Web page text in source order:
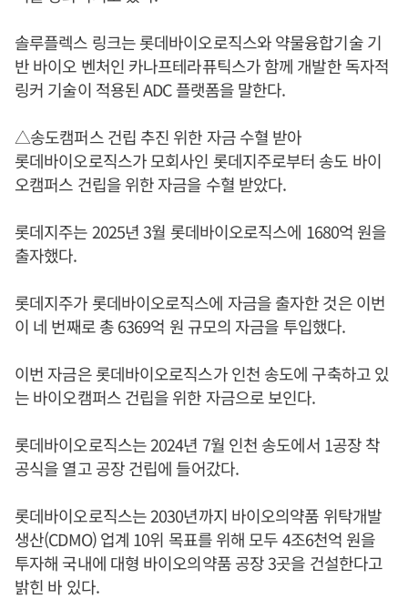
솔루플렉스 링크는 롯데바이오로직스와 약물융합기술 기
반 바이오 벤처인 카나프테라퓨틱스가 함께 개발한 독자적
링커 기술이 적용된 ADC 플랫폼을 말한다.
△송도캠퍼스 건립 추진 위한 자금 수혈 받아
롯데바이오로직스가 모회사인 롯데지주로부터 송도 바이
오캠퍼스 건립을 위한 자금을 수혈 받았다.
롯데지주는 2025년 3월 롯데바이오로직스에 1680억 원을
출자했다.
롯데지주가 롯데바이오로직스에 자금을 출자한 것은 이번
이 네 번째로 총 6369억 원 규모의 자금을 투입했다.
이번 자금은 롯데바이오로직스가 인천 송도에 구축하고 있
는 바이오캠퍼스 건립을 위한 자금으로 보인다.
롯데바이오로직스는 2024년 7월 인천 송도에서 1공장 착
공식을 열고 공장 건립에 들어갔다.
롯데바이오로직스는 2030년까지 바이오의약품 위탁개발
생산(CDMO) 업계 10위 목표를 위해 모두 4조6천억 원을
투자해 국내에 대형 바이오의약품 공장 3곳을 건설한다고
밝힌 바 있다.